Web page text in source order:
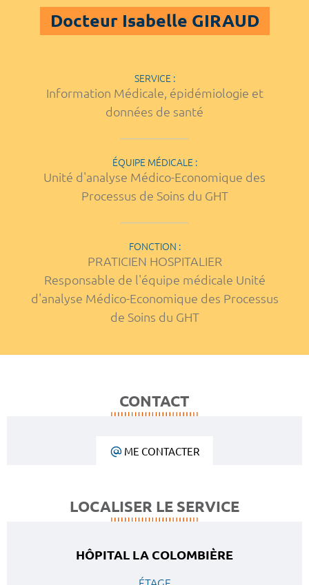
Docteur Isabelle GIRAUD
SERVICE :
Information Médicale, épidémiologie et
données de santé
ÉQUIPE MÉDICALE :
Unité d'analyse Médico-Economique des
Processus de Soins du GHT
FONCTION :
PRATICIEN HOSPITALIER
Responsable de l'équipe médicale Unité
d'analyse Médico-Economique des Processus
de Soins du GHT
CONTACT
ME CONTACTER
LOCALISER LE SERVICE
HÔPITAL LA COLOMBIÈRE